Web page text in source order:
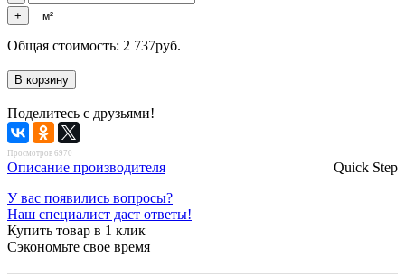
м²
Общая стоимость: 2 737руб.
Поделитесь с друзьями!
Просмотров 6970
Quick Step
Описание производителя
У вас появились вопросы?
Наш специалист даст ответы!
Купить товар в 1 клик
Сэкономьте свое время